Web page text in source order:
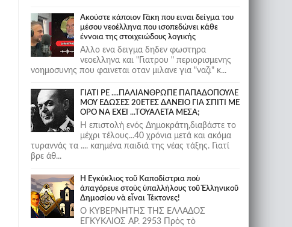
Ακούστε κάποιον Γάκη που ειναι δείγμα του
μέσου νεοέλληνα που ισοπεδώνει κάθε
έννοια της στοιχειώδους λογικής
Αλλο ενα δειγμα δηδεν φωστηρα
νεοελληνα και "Γιατρου " περιορισμενης
νοημοσυνης που φαινεται οταν μιλανε για "ναζι" κ...
ΓΙΑΤΙ ΡΕ ....ΠΑΛΙΑΝΘΡΩΠΕ ΠΑΠΑΔΟΠΟΥΛΕ
ΜΟΥ ΕΔΩΣΕΣ 20ΕΤΕΣ ΔΑΝΕΙΟ ΓΙΑ ΣΠΙΤΙ ΜΕ
ΟΡΟ ΝΑ ΕΧΕΙ ...ΤΟΥΑΛΕΤΑ ΜΕΣΑ;
Η επιστολή ενός Δημοκράτη,διαβάστε το
μέχρι τέλους...40 χρόνια μετά και ακόμα
τυραννάς τα .... καημένα παιδιά της νέας τάξης. Γιατί
βρε άθ...
Ἡ Ἐγκύκλιος τοῦ Καποδίστρια ποὺ
ἀπαγόρευε στοὺς ὑπαλλήλους τοῦ Ἑλληνικοῦ
Δημοσίου νὰ εἶναι Τέκτονες!
Ο ΚΥΒΕΡΝΗΤΗΣ ΤΗΣ ΕΛΛΑΔΟΣ
ΕΓΚΥΚΛΙΟΣ ΑΡ. 2953 Πρὸς τὸ